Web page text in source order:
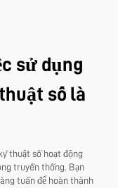
sử dụng
số là
thuật số hoạt động
truyền thống. Bạn
tuần để hoàn thành